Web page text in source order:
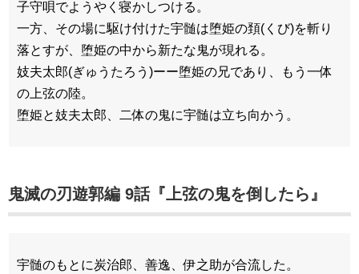
子守唄でようやく寝かしつける。
一方、その場に駆け付けた宇髄は堕姫の頚(くび)を斬り
落とすが、堕姫の中から新たな鬼が現れる。
妓夫太郎(ぎゅうたろう)ーー堕姫の兄であり、もう一体
の上弦の陸。
堕姫と妓夫太郎、二体の鬼に宇髄は立ち向かう。
鬼滅の刃遊郭編 9話『上弦の鬼を倒したら』
宇髄のもとに炭治郎、善逸、伊之助が合流した。